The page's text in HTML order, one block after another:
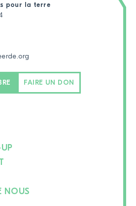
pour la terre
FAIRE UN DON
NOUS